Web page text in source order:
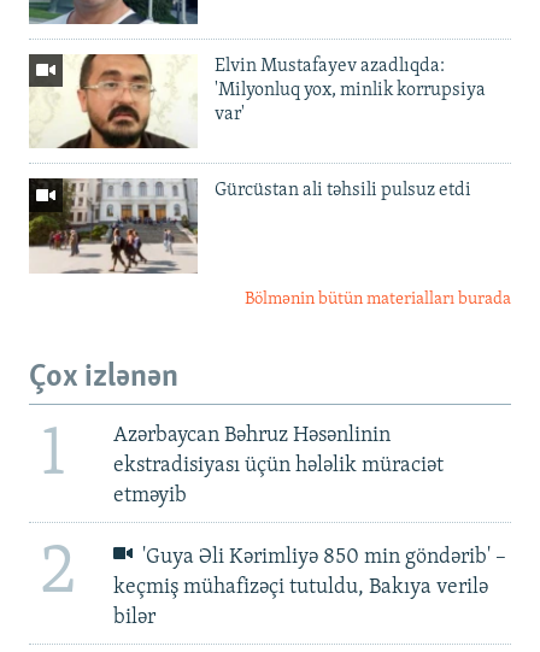
Elvin Mustafayev azadlıqda:
'Milyonluq yox, minlik korrupsiya
var'
Gürcüstan ali təhsili pulsuz etdi
Bölmənin bütün materialları burada
Çox izlənən
1
Azərbaycan Bəhruz Həsənlinin
ekstradisiyası üçün hələlik müraciət
etməyib
2
'Guya Əli Kərimliyə 850 min göndərib' –
keçmiş mühafizəçi tutuldu, Bakıya verilə
bilər